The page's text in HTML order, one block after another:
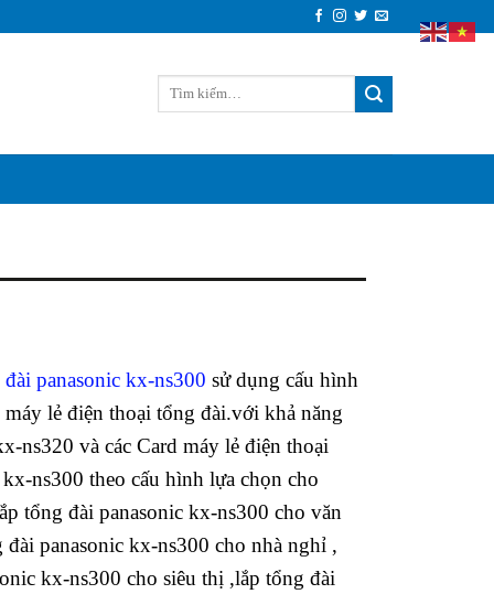
panasonic kx-ns300 sử dụng cấu hình
lẻ điện thoại tổng đài.với khả năng
ns320 và các Card máy lẻ điện thoại
ns300 theo cấu hình lựa chọn cho
tổng đài panasonic kx-ns300 cho văn
panasonic kx-ns300 cho nhà nghỉ ,
kx-ns300 cho siêu thị ,lắp tổng đài